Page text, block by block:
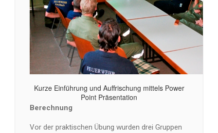
Kurze Einführung und Auffrischung mittels Power
Point Präsentation
Berechnung
Vor der praktischen Übung wurden drei Gruppen